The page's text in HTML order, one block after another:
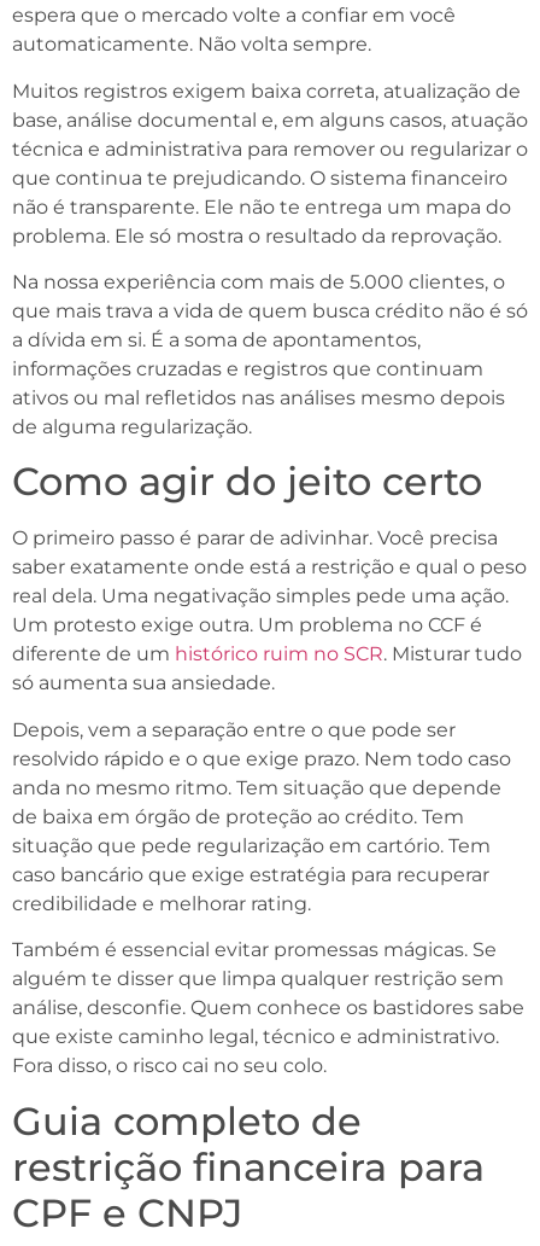
espera que o mercado volte a confiar em você
automaticamente. Não volta sempre.
Muitos registros exigem baixa correta, atualização de
base, análise documental e, em alguns casos, atuação
técnica e administrativa para remover ou regularizar o
que continua te prejudicando. O sistema financeiro
não é transparente. Ele não te entrega um mapa do
problema. Ele só mostra o resultado da reprovação.
Na nossa experiência com mais de 5.000 clientes, o
que mais trava a vida de quem busca crédito não é só
a dívida em si. É a soma de apontamentos,
informações cruzadas e registros que continuam
ativos ou mal refletidos nas análises mesmo depois
de alguma regularização.
Como agir do jeito certo
O primeiro passo é parar de adivinhar. Você precisa
saber exatamente onde está a restrição e qual o peso
real dela. Uma negativação simples pede uma ação.
Um protesto exige outra. Um problema no CCF é
diferente de um histórico ruim no SCR. Misturar tudo
só aumenta sua ansiedade.
Depois, vem a separação entre o que pode ser
resolvido rápido e o que exige prazo. Nem todo caso
anda no mesmo ritmo. Tem situação que depende
de baixa em órgão de proteção ao crédito. Tem
situação que pede regularização em cartório. Tem
caso bancário que exige estratégia para recuperar
credibilidade e melhorar rating.
Também é essencial evitar promessas mágicas. Se
alguém te disser que limpa qualquer restrição sem
análise, desconfie. Quem conhece os bastidores sabe
que existe caminho legal, técnico e administrativo.
Fora disso, o risco cai no seu colo.
Guia completo de
restrição financeira para
CPF e CNPJ